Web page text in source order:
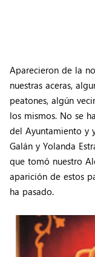
Aparecieron de la
nuestras aceras,
peatones, algún
los mismos. No se
del Ayuntamiento y
Galán y Yolanda
que tomó nuestro
aparición de estos
ha pasado.